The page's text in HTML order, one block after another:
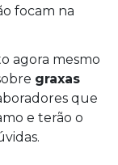
focam na
agora mesmo
graxas
que
e terão o